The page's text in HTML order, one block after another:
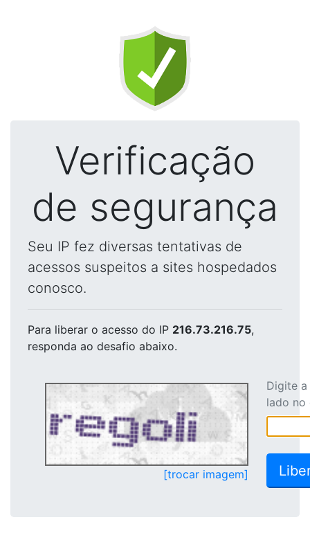
Verificação
de segurança
Seu IP fez diversas tentativas de
acessos suspeitos a sites hospedados
conosco.
Para liberar o acesso do IP 216.73.216.75,
responda ao desafio abaixo.
[trocar imagem]
Digite
lado no